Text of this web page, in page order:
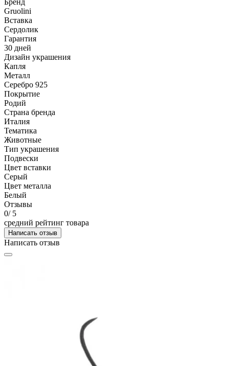
Gruolini
Вставка
Сердолик
Гарантия
30 дней
Дизайн украшения
Капля
Металл
Серебро 925
Покрытие
Родий
Страна бренда
Италия
Тематика
Животные
Тип украшения
Подвески
Цвет вставки
Серый
Цвет металла
Белый
Отзывы
0/ 5
средний рейтинг товара
Написать отзыв
Написать отзыв